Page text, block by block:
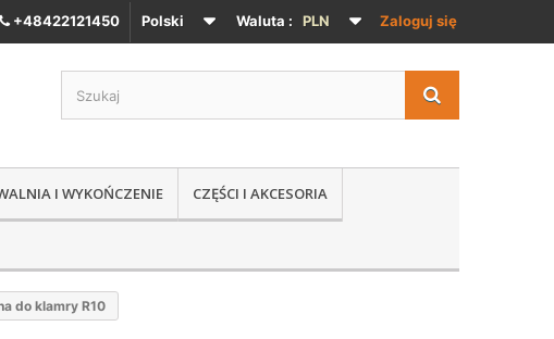
Zaloguj się
Waluta : PLN
Polski
+48422121450
I WYKOŃCZENIE CZĘŚCI I AKCESORIA
do klamry R10